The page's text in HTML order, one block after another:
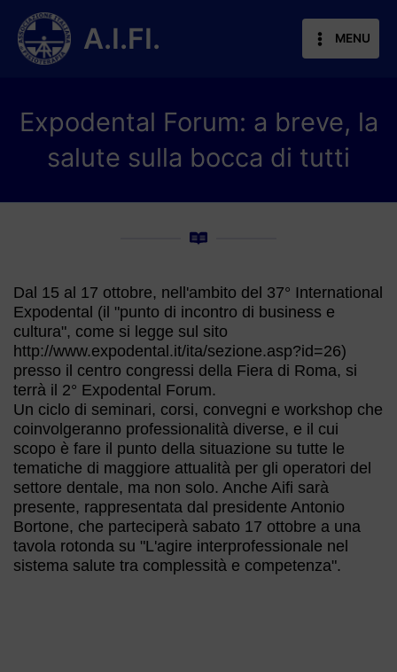
contenuto
A.I.FI. MENU
Expodental Forum: a breve, la
salute sulla bocca di tutti
Dal 15 al 17 ottobre, nell'ambito del 37° International
Expodental (il "punto di incontro di business e
cultura", come si legge sul sito
http://www.expodental.it/ita/sezione.asp?id=26)
presso il centro congressi della Fiera di Roma, si
terrà il 2° Expodental Forum.
Un ciclo di seminari, corsi, convegni e workshop che
coinvolgeranno professionalità diverse, e il cui
scopo è fare il punto della situazione su tutte le
tematiche di maggiore attualità per gli operatori del
settore dentale, ma non solo. Anche Aifi sarà
presente, rappresentata dal presidente Antonio
Bortone, che parteciperà sabato 17 ottobre a una
tavola rotonda su "L'agire interprofessionale nel
sistema salute tra complessità e competenza".